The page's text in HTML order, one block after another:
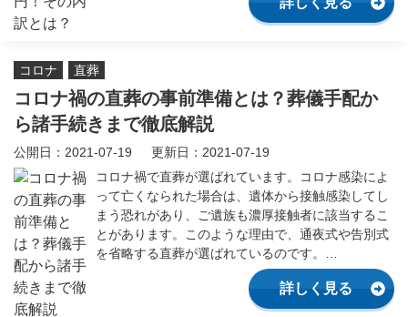
一日葬
家族葬
多くの方々をお招きする
一般葬 599,000円（税抜）
葬儀の知識
お知らせ・プレリリース
コロナ 直葬
公開日：2021-07-19 更新日：2021-07-19
コロナ禍の直葬の事前準備とは？葬儀手配か
ら諸手続きまで徹底解説
コロナ禍で直葬が選ばれています。コロナ感染によ
って亡くなられた場合は、遺体から接触感染してし
まう恐れがあり、ご遺族も濃厚接触者に該当するこ
とがあります。このような理由で、通夜式や告別式
を省略する直葬が選ばれているのです。…
詳しく見る